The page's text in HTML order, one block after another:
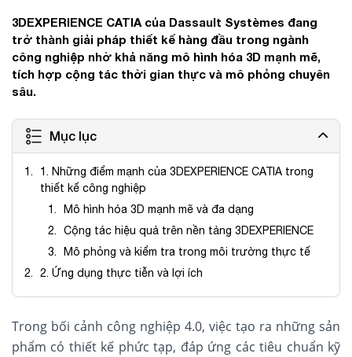
3DEXPERIENCE CATIA của Dassault Systèmes đang
trở thành giải pháp thiết kế hàng đầu trong ngành
công nghiệp nhờ khả năng mô hình hóa 3D mạnh mẽ,
tích hợp cộng tác thời gian thực và mô phỏng chuyên
sâu.
Mục lục
1. Những điểm mạnh của 3DEXPERIENCE CATIA trong
thiết kế công nghiệp
Mô hình hóa 3D mạnh mẽ và đa dạng
Cộng tác hiệu quả trên nền tảng 3DEXPERIENCE
Mô phỏng và kiểm tra trong môi trường thực tế
2. Ứng dụng thực tiễn và lợi ích
Trong bối cảnh công nghiệp 4.0, việc tạo ra những sản
phẩm có thiết kế phức tạp, đáp ứng các tiêu chuẩn kỹ